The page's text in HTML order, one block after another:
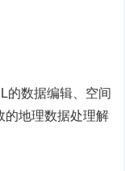
的数据编辑、空间
的地理数据处理解